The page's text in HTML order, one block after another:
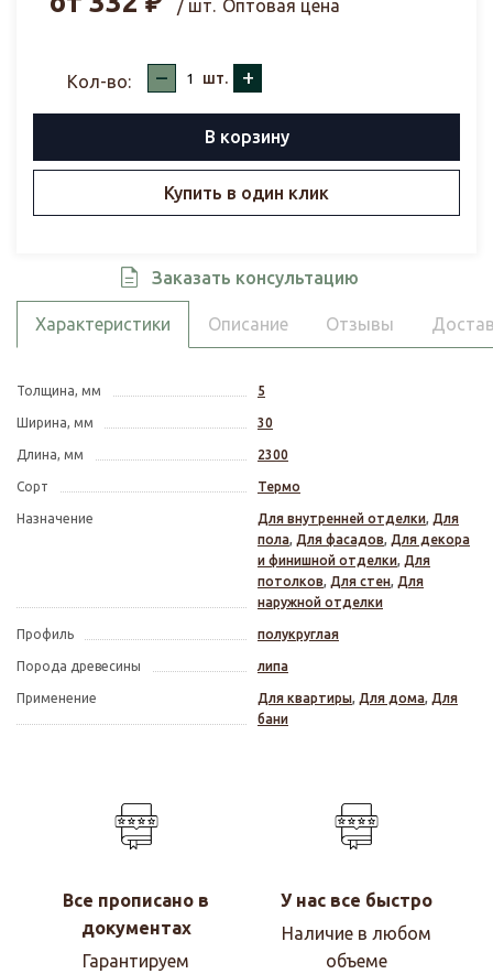
/ шт. Оптовая цена
Кол-во: – шт. +
В корзину
Купить в один клик
Заказать консультацию
Характеристики Описание Отзывы
Толщина, мм 5
Ширина, мм 30
Длина, мм 2300
Сорт Термо
Назначение Для внутренней отделки, Для
пола, Для фасадов, Для декора
и финишной отделки, Для
потолков, Для стен, Для
наружной отделки
Профиль полукруглая
Порода древесины липа
Применение Для квартиры, Для дома, Для
бани
Все прописано в
документах
Гарантируем
У нас все быстро
Наличие в любом
объеме